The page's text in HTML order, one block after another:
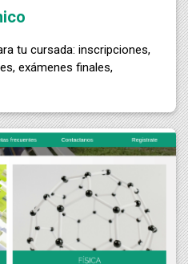
tu cursada: inscripciones,
exámenes finales,